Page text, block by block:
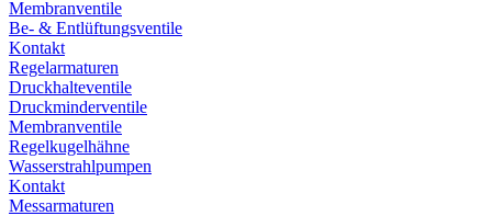
Membranventile
Be- & Entlüftungsventile
Kontakt
Regelarmaturen
Druckhalteventile
Druckminderventile
Membranventile
Regelkugelhähne
Wasserstrahlpumpen
Kontakt
Messarmaturen